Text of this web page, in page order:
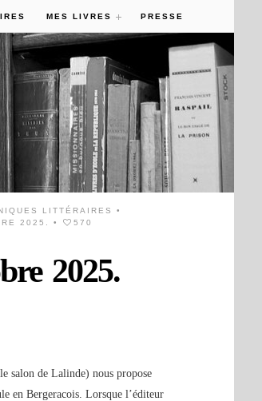
MES LIVRES PRESSE
LITTÉRAIRES
•
2025. • 570
2025.
salon de Lalinde) nous propose
en Bergeracois. Lorsque l’éditeur